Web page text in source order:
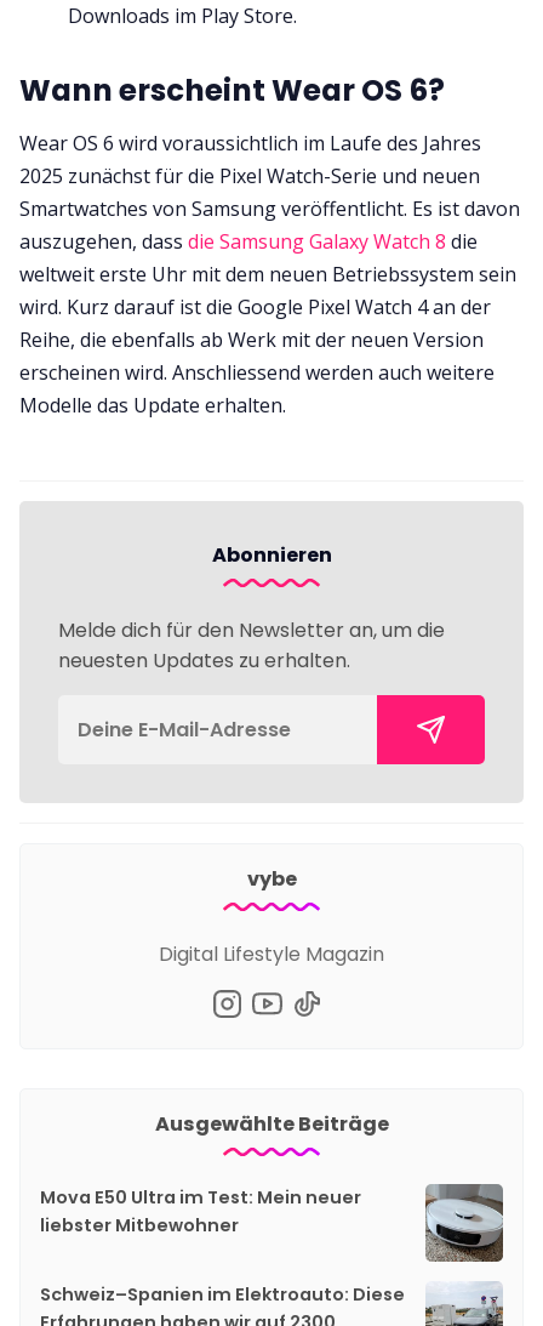
Downloads im Play Store.
Wann erscheint Wear OS 6?
Wear OS 6 wird voraussichtlich im Laufe des Jahres
2025 zunächst für die Pixel Watch-Serie und neuen
Smartwatches von Samsung veröffentlicht. Es ist davon
auszugehen, dass die Samsung Galaxy Watch 8 die
weltweit erste Uhr mit dem neuen Betriebssystem sein
wird. Kurz darauf ist die Google Pixel Watch 4 an der
Reihe, die ebenfalls ab Werk mit der neuen Version
erscheinen wird. Anschliessend werden auch weitere
Modelle das Update erhalten.
Abonnieren
Melde dich für den Newsletter an, um die
neuesten Updates zu erhalten.
vybe
Digital Lifestyle Magazin
Ausgewählte Beiträge
Mova E50 Ultra im Test: Mein neuer
liebster Mitbewohner
Schweiz–Spanien im Elektroauto: Diese